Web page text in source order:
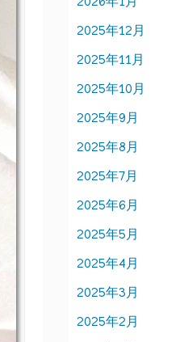
2025年12月
2025年11月
2025年10月
2025年9月
2025年8月
2025年7月
2025年6月
2025年5月
2025年4月
2025年3月
2025年2月